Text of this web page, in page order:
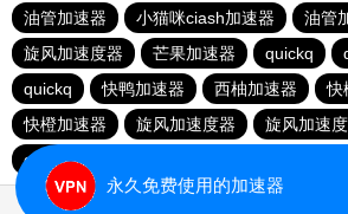
油管加速器
小猫咪ciash加速器
油管
旋风加速度器
芒果加速器 quickq
quickq
快鸭加速器 西柚加速器
快
快橙加速器
旋风加速度器 旋风加速
quickq
永久免费使用的加速器